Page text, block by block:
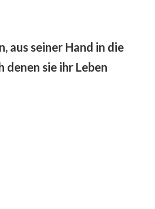
aus seiner Hand in die
sie ihr Leben